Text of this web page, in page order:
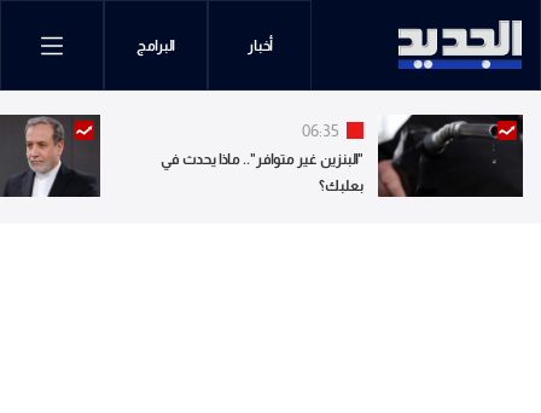
أخبار البرامج
06:35
"البنزين غير متوافر".. ماذا يحدث في
بعلبك؟